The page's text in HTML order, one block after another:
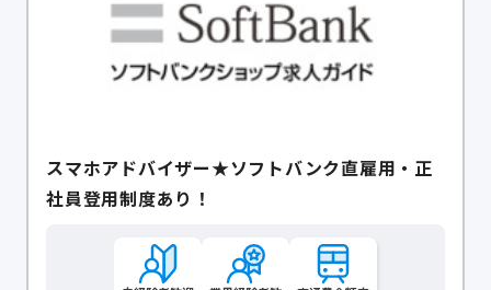
スマホアドバイザー★ソフトバンク直雇用・正
社員登用制度あり！